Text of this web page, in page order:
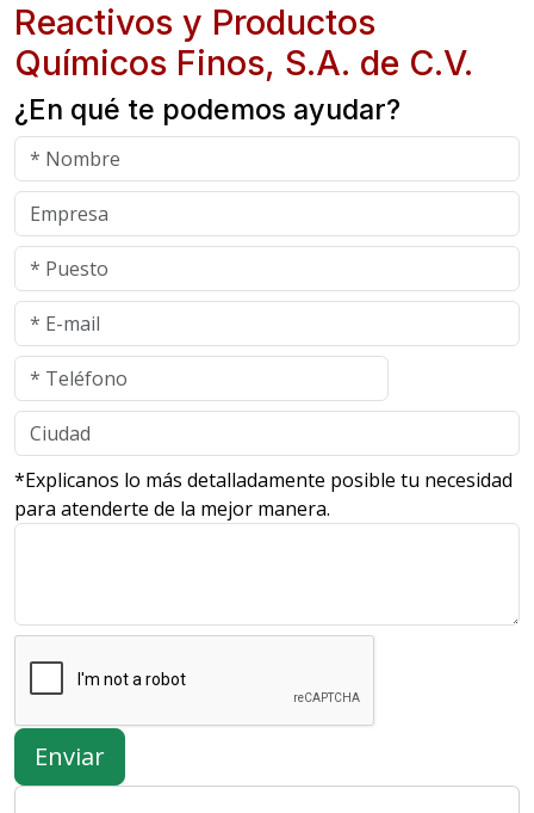
Reactivos y Productos
Químicos Finos, S.A. de C.V.
¿En qué te podemos ayudar?
*Explicanos lo más detalladamente posible tu necesidad
para atenderte de la mejor manera.
Enviar